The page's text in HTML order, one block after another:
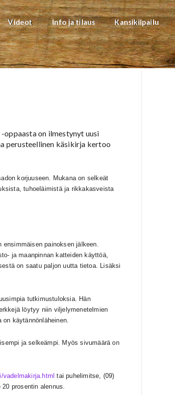
Videot Info ja tilaus Kansikilpailu
oppaasta on ilmestynyt uusi
perusteellinen käsikirja kertoo
korjuuseen. Mukana on selkeät
tuhoeläimistä ja rikkakasveista
painoksen jälkeen.
ja maanpinnan katteiden käyttöä,
on saatu paljon uutta tietoa. Lisäksi
tutkimustuloksia. Hän
löytyy niin viljelymenetelmien
käytännönläheinen.
ja selkeämpi. Myös sivumäärä on
vadelmakirja.html tai puhelimitse, (09)
prosentin alennus.